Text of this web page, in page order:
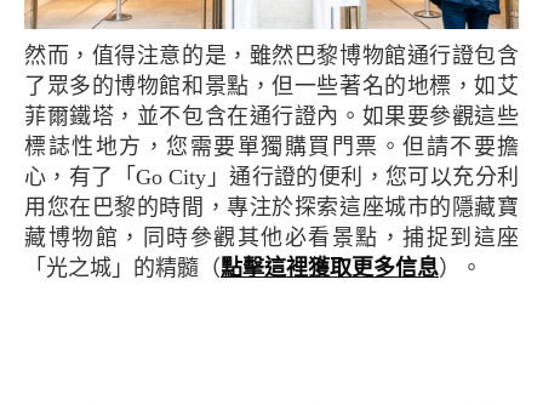
然而，值得注意的是，雖然巴黎博物館通行證包含
了眾多的博物館和景點，但一些著名的地標，如艾
菲爾鐵塔，並不包含在通行證內。如果要參觀這些
標誌性地方，您需要單獨購買門票。但請不要擔
心，有了「Go City」通行證的便利，您可以充分利
用您在巴黎的時間，專注於探索這座城市的隱藏寶
藏博物館，同時參觀其他必看景點，捕捉到這座
「光之城」的精髓（點擊這裡獲取更多信息）。